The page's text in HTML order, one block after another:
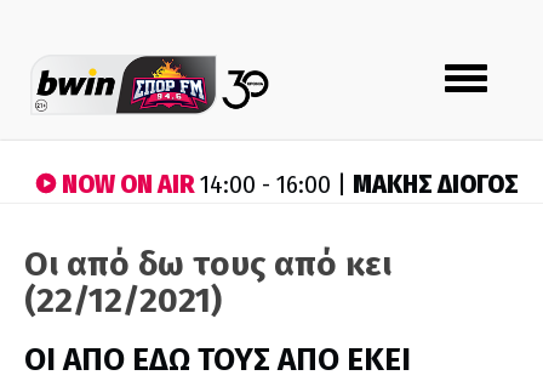
Toggle
navigation
NOW ON AIR14:00 - 16:00 | ΜΑΚΗΣ ΔΙΟΓΟΣ
Οι από δω τους από κει
(22/12/2021)
ΟΙ ΑΠΟ ΕΔΩ ΤΟΥΣ ΑΠΟ ΕΚΕΙ